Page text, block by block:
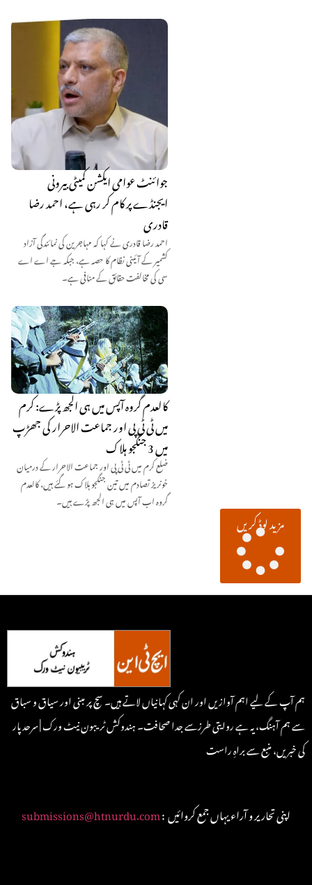
جوائنٹ عوامی ایکشن کمیٹی بیرونی
ایجنڈے پر کام کر رہی ہے، احمد رضا
قادری
احمد رضا قادری نے کہا کہ مہاجرین کی نمائندگی آزاد
کشمیر کے آئینی نظام کا حصہ ہے، جبکہ جے اے اے
سی کی مخالفت حقائق کے منافی ہے۔
کالعدم گروہ آپس میں ہی الجھ پڑے: کرم
میں ٹی ٹی پی اور جماعت الاحرار کی جھڑپ
میں 3 جنگجو ہلاک
ضلع کرم میں ٹی ٹی پی اور جماعت الاحرار کے درمیان
خونریز تصادم میں تین جنگجو ہلاک ہو گئے ہیں، کالعدم
گروہ اب آپس میں ہی الجھ پڑے ہیں۔
مزید لوڈ کریں
ہم آپ کے لیے اہم آوازیں اور ان کہی کہانیاں لاتے ہیں۔ سچ پر مبنی اور سیاق و سباق
سے ہم آہنگ، یہ ہے روایتی طرزسے جدا صحافت۔ ہندوکش ٹریبون نیٹ ورک | سرحد پار
کی خبریں، منبع سے براہِ راست
submissions@htnurdu.com : اپنی تحاریر و آراء یہاں جمع کروائیں